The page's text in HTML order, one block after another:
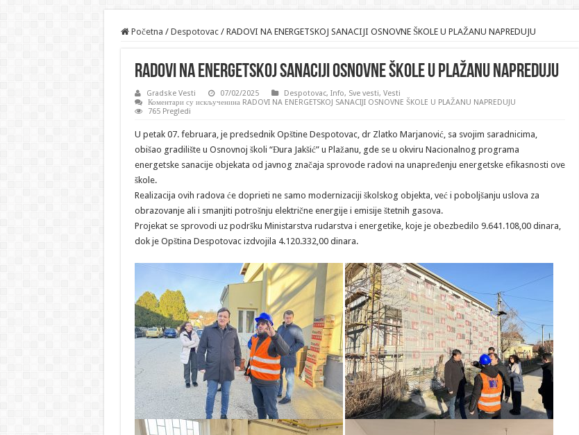
Početna / Despotovac / RADOVI NA ENERGETSKOJ SANACIJI OSNOVNE ŠKOLE U PLAŽANU NAPREDUJU
RADOVI NA ENERGETSKOJ SANACIJI OSNOVNE ŠKOLE U PLAŽANU NAPREDUJU
Gradske Vesti 07/02/2025 Despotovac, Info, Sve vesti, Vesti
Коментари су искљученина RADOVI NA ENERGETSKOJ SANACIJI OSNOVNE ŠKOLE U PLAŽANU NAPREDUJU
765 Pregledi
U petak 07. februara, je predsednik Opštine Despotovac, dr Zlatko Marjanović, sa svojim saradnicima,
obišao gradilište u Osnovnoj školi “Đura Jakšić” u Plažanu, gde se u okviru Nacionalnog programa
energetske sanacije objekata od javnog značaja sprovode radovi na unapređenju energetske efikasnosti ove
škole.
Realizacija ovih radova će doprieti ne samo modernizaciji školskog objekta, već i poboljšanju uslova za
obrazovanje ali i smanjiti potrošnju električne energije i emisije štetnih gasova.
Projekat se sprovodi uz podršku Ministarstva rudarstva i energetike, koje je obezbedilo 9.641.108,00 dinara,
dok je Opština Despotovac izdvojila 4.120.332,00 dinara.